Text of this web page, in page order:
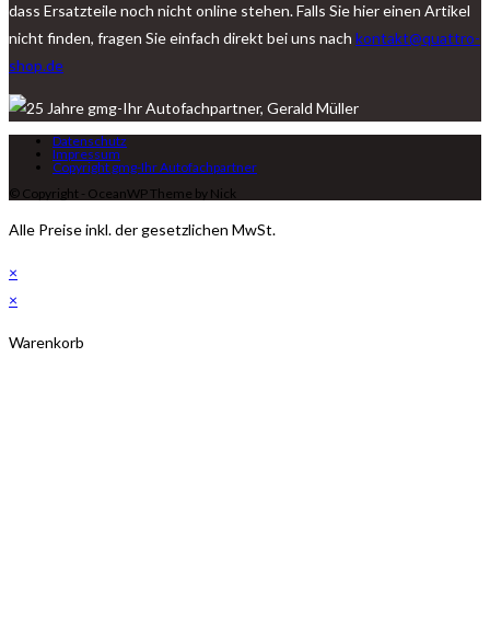
dass Ersatzteile noch nicht online stehen. Falls Sie hier einen Artikel
nicht finden, fragen Sie einfach direkt bei uns nach kontakt@quattro-
shop.de
Datenschutz
Impressum
Copyright gmg-Ihr Autofachpartner
© Copyright - OceanWP Theme by Nick
Alle Preise inkl. der gesetzlichen MwSt.
×
×
Warenkorb